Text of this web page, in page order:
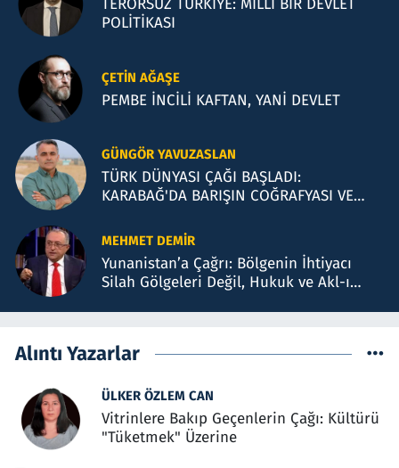
TERÖRSÜZ TÜRKİYE: MİLLİ BİR DEVLET
POLİTİKASI
ÇETIN AĞAŞE
PEMBE İNCİLİ KAFTAN, YANİ DEVLET
GÜNGÖR YAVUZASLAN
TÜRK DÜNYASI ÇAĞI BAŞLADI:
KARABAĞ'DA BARIŞIN COĞRAFYASI VE
MEHMET DEMIR
Yunanistan’a Çağrı: Bölgenin İhtiyacı
Silah Gölgeleri Değil, Hukuk ve Akl-ı
Alıntı Yazarlar
ÜLKER ÖZLEM CAN
Vitrinlere Bakıp Geçenlerin Çağı: Kültürü
"Tüketmek" Üzerine